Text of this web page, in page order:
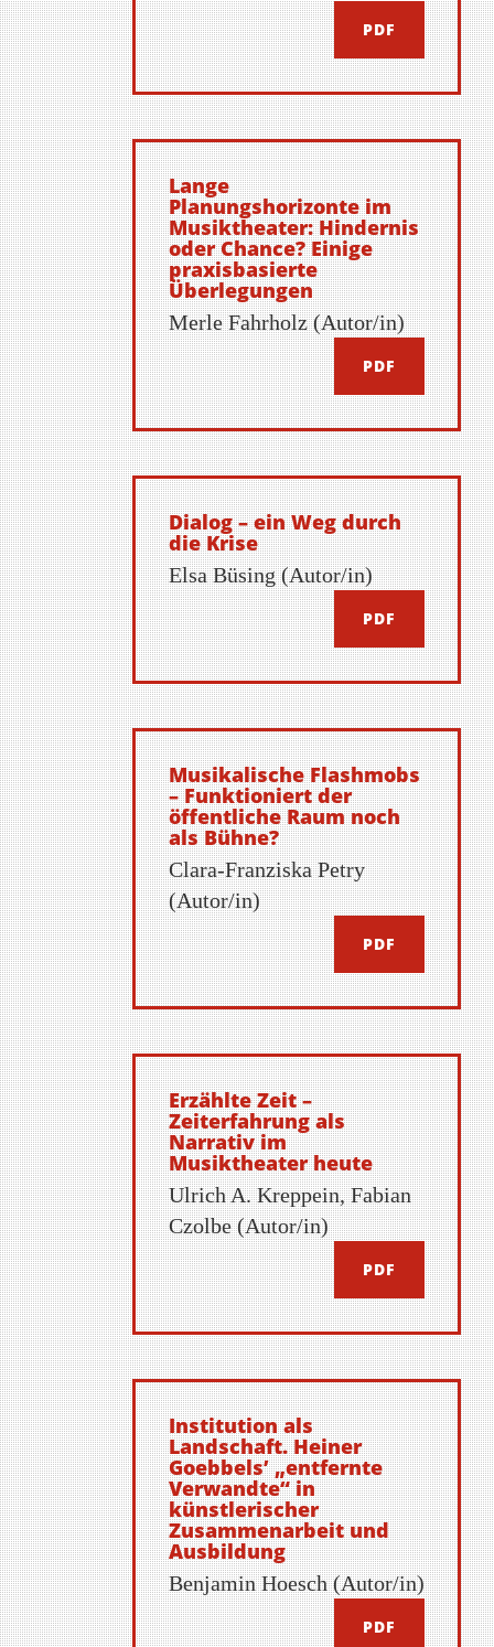
PDF
Lange
Planungshorizonte im
Musiktheater: Hindernis
oder Chance? Einige
praxisbasierte
Überlegungen
Merle Fahrholz (Autor/in)
PDF
Dialog – ein Weg durch
die Krise
Elsa Büsing (Autor/in)
PDF
Musikalische Flashmobs
– Funktioniert der
öffentliche Raum noch
als Bühne?
Clara-Franziska Petry
(Autor/in)
PDF
Erzählte Zeit –
Zeiterfahrung als
Narrativ im
Musiktheater heute
Ulrich A. Kreppein, Fabian
Czolbe (Autor/in)
PDF
Institution als
Landschaft. Heiner
Goebbels’ „entfernte
Verwandte“ in
künstlerischer
Zusammenarbeit und
Ausbildung
Benjamin Hoesch (Autor/in)
PDF